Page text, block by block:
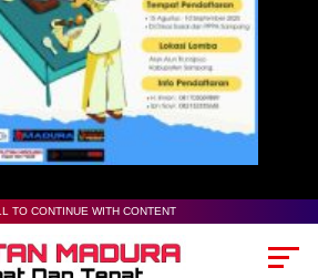
TO CONTINUE WITH CONTENT